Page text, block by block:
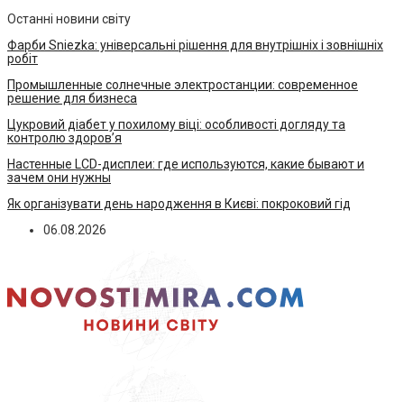
Останні новини світу
Фарби Sniezka: універсальні рішення для внутрішніх і зовнішніх
робіт
Промышленные солнечные электростанции: современное
решение для бизнеса
Цукровий діабет у похилому віці: особливості догляду та
контролю здоров’я
Настенные LCD-дисплеи: где используются, какие бывают и
зачем они нужны
Як організувати день народження в Києві: покроковий гід
06.08.2026